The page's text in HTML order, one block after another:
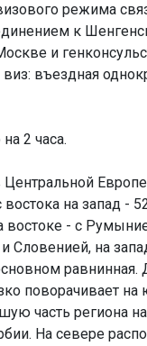
режима
к
и
въездная
2 часа.
на запад -
востоке - с
Словенией, на
поворачивает на
часть региона
На севере